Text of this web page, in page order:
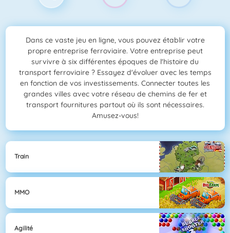
Dans ce vaste jeu en ligne, vous pouvez établir votre
propre entreprise ferroviaire. Votre entreprise peut
survivre à six différentes époques de l'histoire du
transport ferroviaire ? Essayez d'évoluer avec les temps
en fonction de vos investissements. Connecter toutes les
grandes villes avec votre réseau de chemins de fer et
transport fournitures partout où ils sont nécessaires.
Amusez-vous!
Train
MMO
Agilité